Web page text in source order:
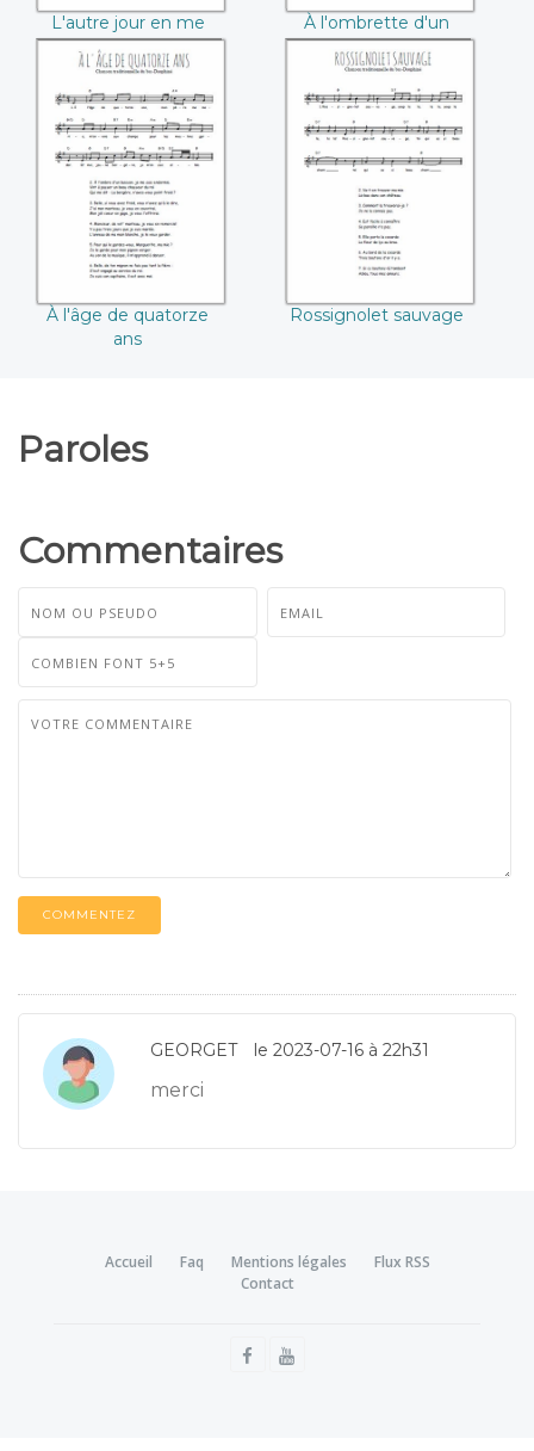
L'autre jour en me
promenant
À l'ombrette d'un
oranger
À l'âge de
quatorze ans
À l'âge de quatorze
ans
Rossignolet
sauvage
Rossignolet sauvage
Paroles
Commentaires
COMMENTEZ
GEORGET le 2023-07-16 à 22h31
merci
Accueil Faq Mentions légales
Flux RSS
Contact